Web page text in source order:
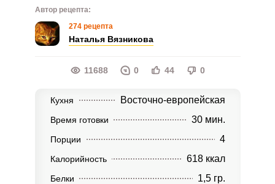
Автор рецепта:
274 рецепта
Наталья Вязникова
11688 0 44 0
Кухня Восточно-европейская
Время готовки 30 мин.
Порции 4
Калорийность 618 ккал
Белки 1,5 гр.